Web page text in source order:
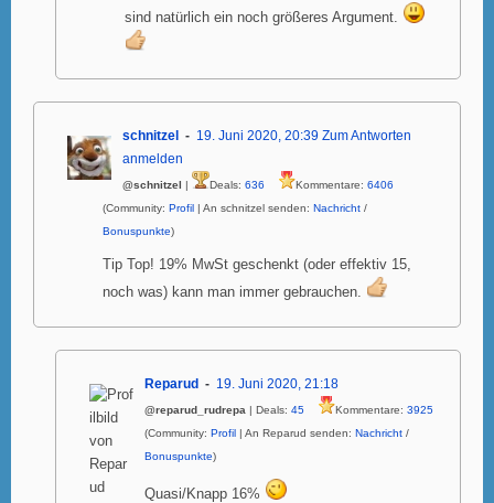
sind natürlich ein noch größeres Argument.
schnitzel 19. Juni 2020, 20:39 Zum Antworten
anmelden
@schnitzel | Deals: 636 Kommentare: 6406
(Community: Profil | An schnitzel senden: Nachricht /
Bonuspunkte)
Tip Top! 19% MwSt geschenkt (oder effektiv 15,
noch was) kann man immer gebrauchen.
Reparud 19. Juni 2020, 21:18
@reparud_rudrepa | Deals: 45 Kommentare: 3925
(Community: Profil | An Reparud senden: Nachricht /
Bonuspunkte)
Quasi/Knapp 16%